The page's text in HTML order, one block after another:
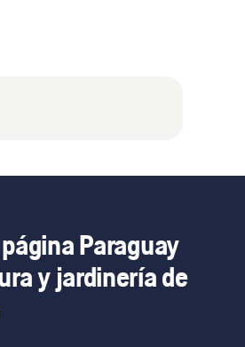
Paraguay
y jardinería de